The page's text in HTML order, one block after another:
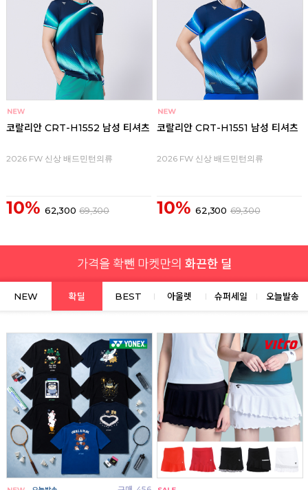
코랄리안 CRT-H1552 남성 티셔츠
2026 FW 신상 배드민턴의류
10% 62,300 69,300
코랄리안 CRT-H1551 남성 티셔츠
2026 FW 신상 배드민턴의류
10% 62,300 69,300
NEW 확딜 BEST 아울렛 슈퍼세일 오늘발송